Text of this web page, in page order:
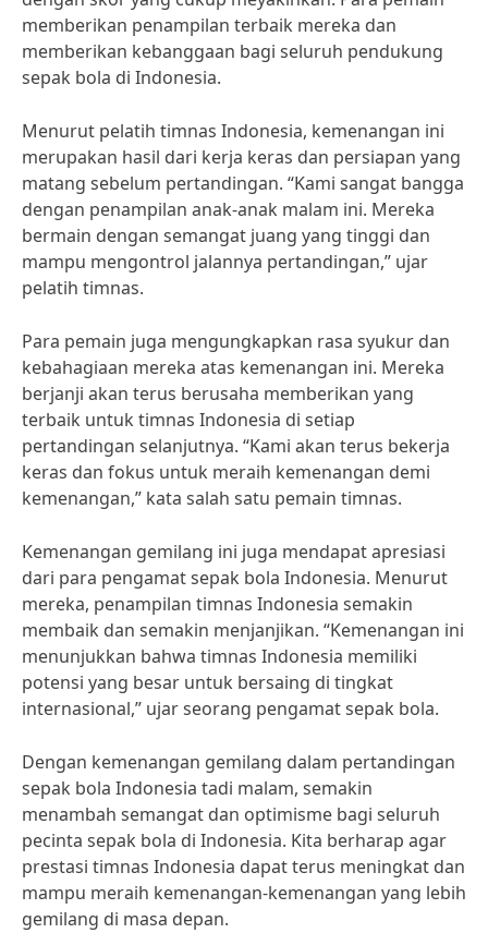
memberikan penampilan terbaik mereka dan
memberikan kebanggaan bagi seluruh pendukung
sepak bola di Indonesia.
Menurut pelatih timnas Indonesia, kemenangan ini
merupakan hasil dari kerja keras dan persiapan yang
matang sebelum pertandingan. “Kami sangat bangga
dengan penampilan anak-anak malam ini. Mereka
bermain dengan semangat juang yang tinggi dan
mampu mengontrol jalannya pertandingan,” ujar
pelatih timnas.
Para pemain juga mengungkapkan rasa syukur dan
kebahagiaan mereka atas kemenangan ini. Mereka
berjanji akan terus berusaha memberikan yang
terbaik untuk timnas Indonesia di setiap
pertandingan selanjutnya. “Kami akan terus bekerja
keras dan fokus untuk meraih kemenangan demi
kemenangan,” kata salah satu pemain timnas.
Kemenangan gemilang ini juga mendapat apresiasi
dari para pengamat sepak bola Indonesia. Menurut
mereka, penampilan timnas Indonesia semakin
membaik dan semakin menjanjikan. “Kemenangan ini
menunjukkan bahwa timnas Indonesia memiliki
potensi yang besar untuk bersaing di tingkat
internasional,” ujar seorang pengamat sepak bola.
Dengan kemenangan gemilang dalam pertandingan
sepak bola Indonesia tadi malam, semakin
menambah semangat dan optimisme bagi seluruh
pecinta sepak bola di Indonesia. Kita berharap agar
prestasi timnas Indonesia dapat terus meningkat dan
mampu meraih kemenangan-kemenangan yang lebih
gemilang di masa depan.